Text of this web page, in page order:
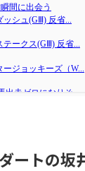
ートの坂